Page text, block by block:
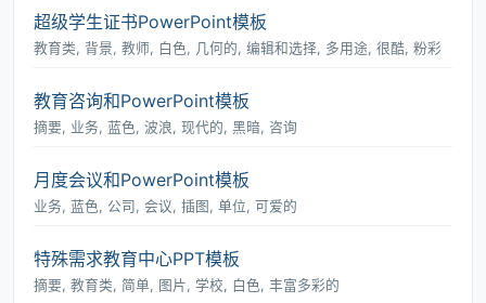
超级学生证书PowerPoint模板
教育类, 背景, 教师, 白色, 几何的, 编辑和选择, 多用途, 很酷, 粉彩
教育咨询和PowerPoint模板
摘要, 业务, 蓝色, 波浪, 现代的, 黑暗, 咨询
月度会议和PowerPoint模板
业务, 蓝色, 公司, 会议, 插图, 单位, 可爱的
特殊需求教育中心PPT模板
摘要, 教育类, 简单, 图片, 学校, 白色, 丰富多彩的